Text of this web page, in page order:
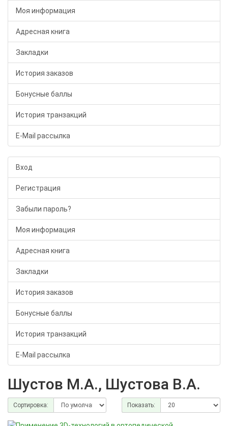
Моя информация
Адресная книга
Закладки
История заказов
Бонусные баллы
История транзакций
E-Mail рассылка
Вход
Регистрация
Забыли пароль?
Моя информация
Адресная книга
Закладки
История заказов
Бонусные баллы
История транзакций
E-Mail рассылка
Шустов М.А., Шустова В.А.
Сортировка: Показать: